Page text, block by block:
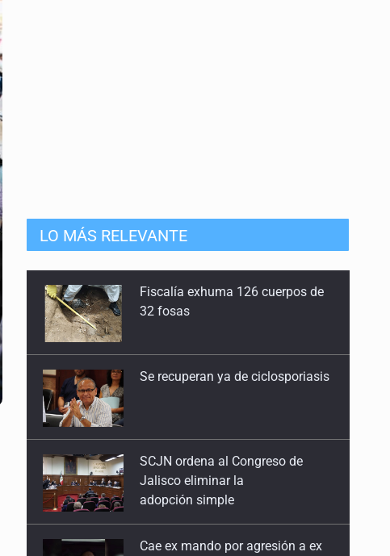
LO MÁS RELEVANTE
Se recuperan ya de ciclosporiasis
SCJN ordena al Congreso de
Cae ex mando por agresión a ex
pareja y procesan a agente por
abuso a menor
Jalisco mantiene la búsqueda de